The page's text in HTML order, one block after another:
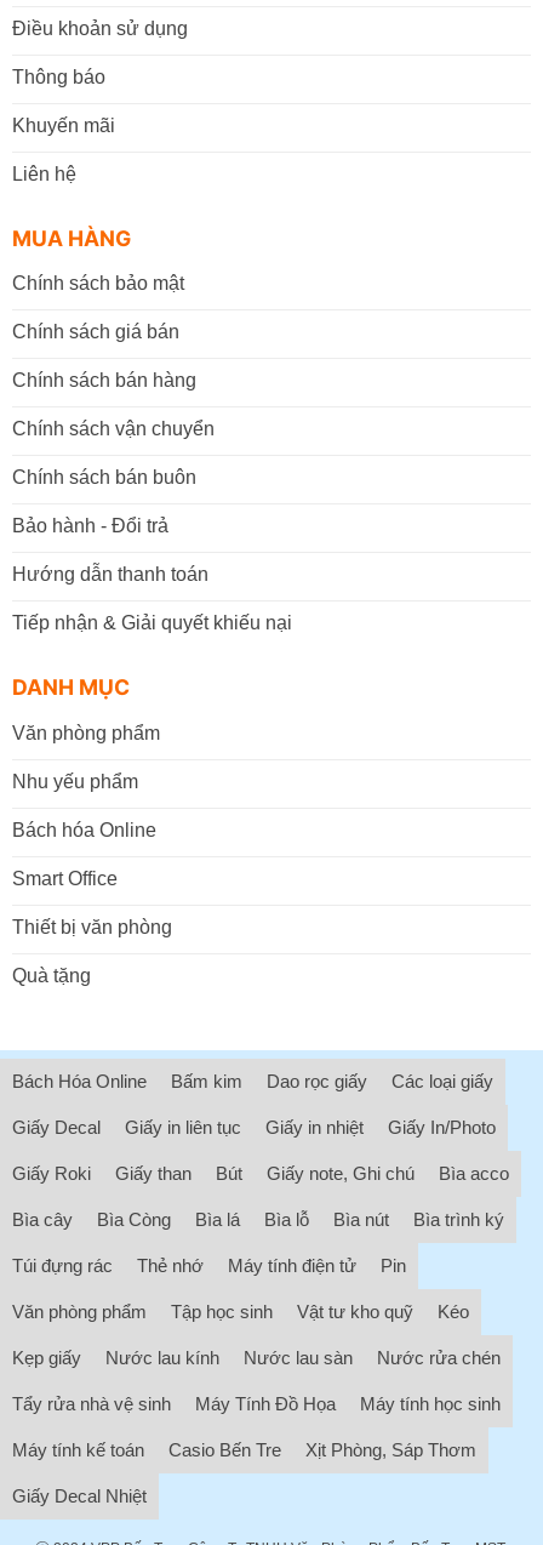
Điều khoản sử dụng
Thông báo
Khuyến mãi
Liên hệ
MUA HÀNG
Chính sách bảo mật
Chính sách giá bán
Chính sách bán hàng
Chính sách vận chuyển
Chính sách bán buôn
Bảo hành - Đổi trả
Hướng dẫn thanh toán
Tiếp nhận & Giải quyết khiếu nại
DANH MỤC
Văn phòng phẩm
Nhu yếu phẩm
Bách hóa Online
Smart Office
Thiết bị văn phòng
Quà tặng
Bách Hóa Online Bấm kim Dao rọc giấy Các loại giấy
Giấy Decal Giấy in liên tục Giấy in nhiệt Giấy In/Photo
Giấy Roki Giấy than Bút Giấy note, Ghi chú Bìa acco
Bìa cây Bìa Còng Bìa lá Bìa lỗ Bìa nút Bìa trình ký
Túi đựng rác Thẻ nhớ Máy tính điện tử Pin
Văn phòng phẩm Tập học sinh Vật tư kho quỹ Kéo
Kẹp giấy Nước lau kính Nước lau sàn Nước rửa chén
Tẩy rửa nhà vệ sinh Máy Tính Đồ Họa Máy tính học sinh
Máy tính kế toán Casio Bến Tre Xịt Phòng, Sáp Thơm
Giấy Decal Nhiệt